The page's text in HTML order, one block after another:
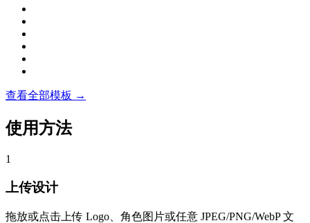
查看全部模板 →
使用方法
1
上传设计
拖放或点击上传 Logo、角色图片或任意 JPEG/PNG/WebP 文